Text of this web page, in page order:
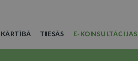
TIESĀS E-KONSULTĀCIJAS